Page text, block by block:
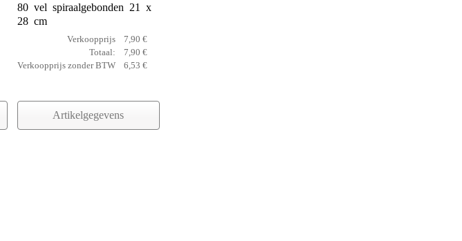
80 vel spiraalgebonden 21 x
28 cm
Verkoopprijs
7,90 €
Totaal:
7,90 €
Verkoopprijs zonder BTW
6,53 €
Artikelgegevens